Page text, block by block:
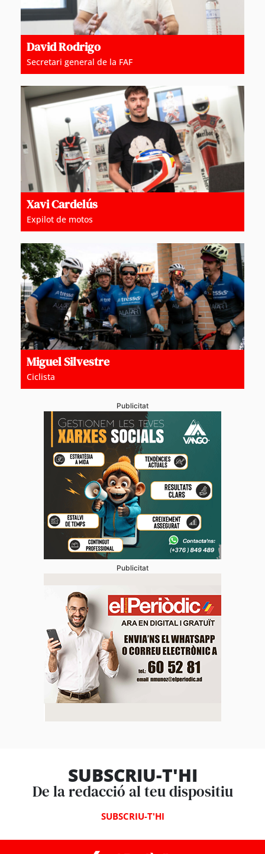
David Rodrigo
Secretari general de la FAF
Xavi Cardelús
Expilot de motos
Miguel Silvestre
Ciclista
Publicitat
Publicitat
SUBSCRIU-T'HI
De la redacció al teu dispositiu
SUBSCRIU-T'HI